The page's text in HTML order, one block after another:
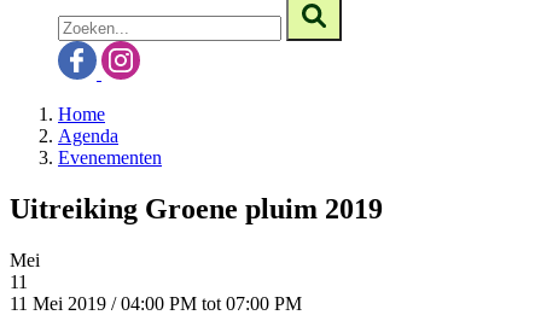
Home
Agenda
Evenementen
Uitreiking Groene pluim 2019
Mei
11
11 Mei 2019 / 04:00 PM tot 07:00 PM